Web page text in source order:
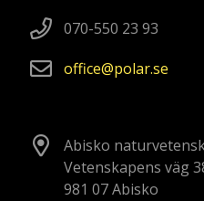
070-550 23 93
office
polarse
Abisko
Vetenskapens väg
981 07 Abisko